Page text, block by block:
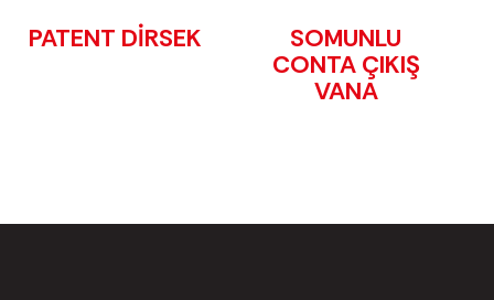
PATENT DİRSEK
SOMUNLU
CONTA ÇIKIŞ
VANA